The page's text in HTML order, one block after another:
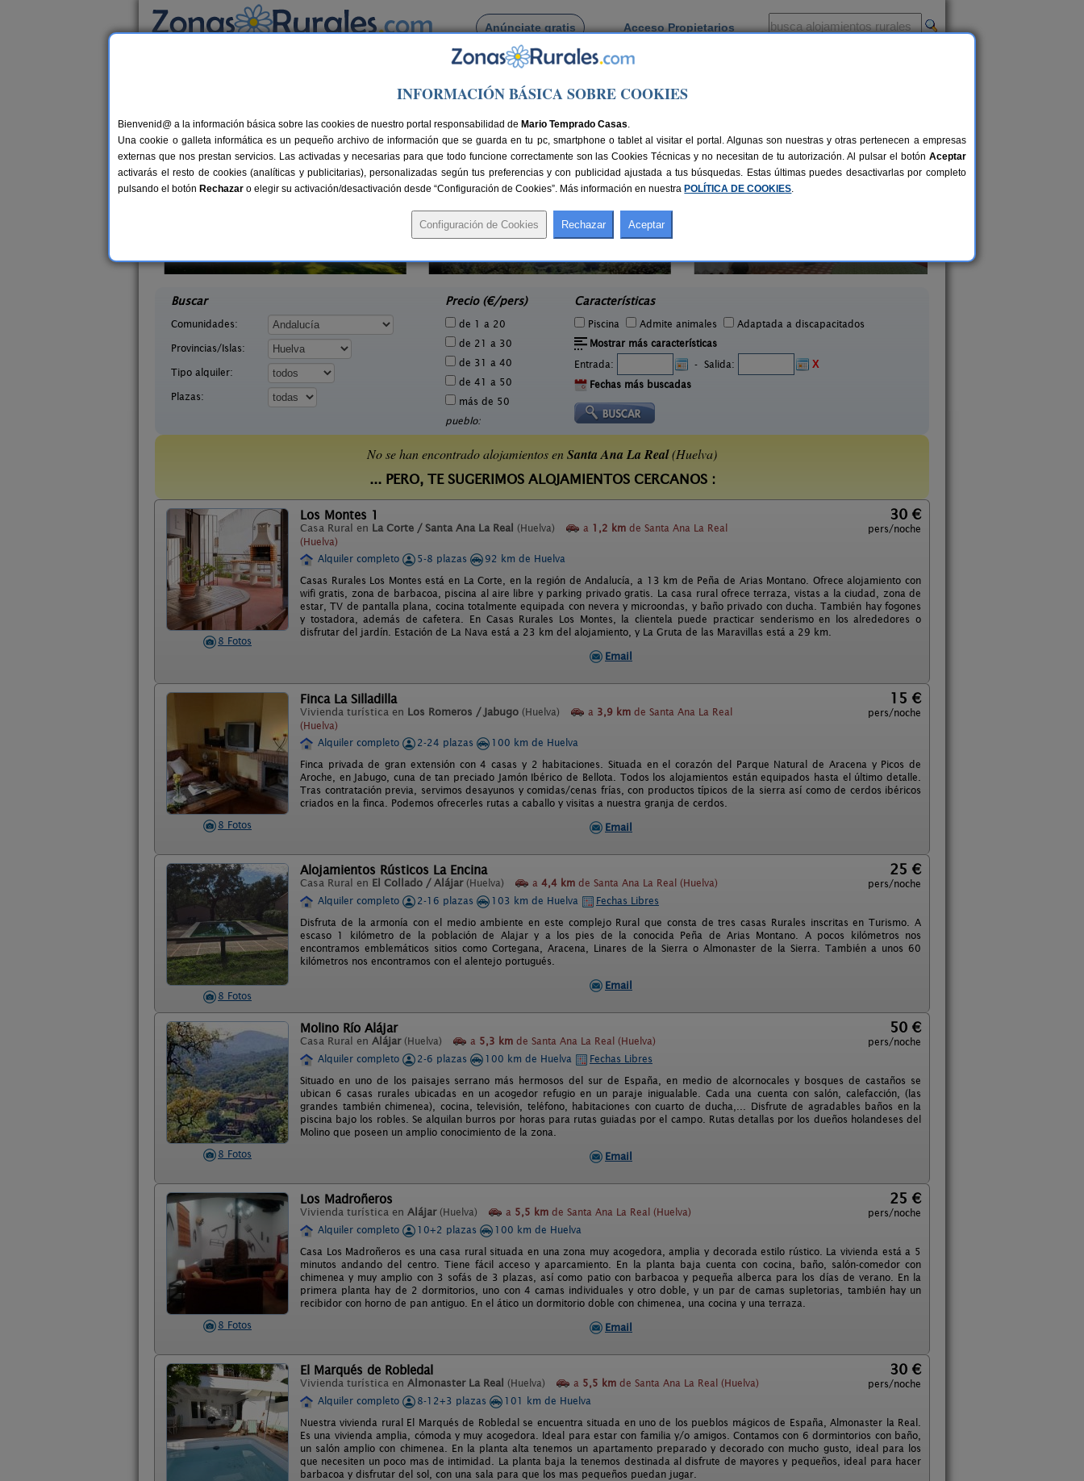
Anúnciate gratis Acceso Propietarios
Busca por pueblo
> Santa Ana La Real
Casas Rurales cerca de Santa Ana La Real
Molino Río Alájar
Buscar
Comunidades:
Provincias/Islas:
Tipo alquiler:
Plazas:
Precio (€/pers)
de 1 a 20
de 21 a 30
de 31 a 40
de 41 a 50
más de 50
pueblo:
Características
Piscina Admite animales
Adaptada a discapacitados
Mostrar más características
Entrada:
- Salida:
X
Fechas más buscadas
No se han encontrado alojamientos enSanta Ana La Real(Huelva)
... PERO, TE SUGERIMOS ALOJAMIENTOS CERCANOS :
8 Fotos
Los Montes 1
Casa Rural en La Corte / Santa Ana La Real (Huelva) a 1,2 km de Santa Ana La Real
(Huelva)
30 €
pers/noche
Alquiler completo 5-8 plazas
92 km de Huelva
Casas Rurales Los Montes está en La Corte, en la región de Andalucía, a 13 km de Peña de Arias Montano. Ofrece alojamiento con
wifi gratis, zona de barbacoa, piscina al aire libre y parking privado gratis. La casa rural ofrece terraza, vistas a la ciudad, zona de
estar, TV de pantalla plana, cocina totalmente equipada con nevera y microondas, y baño privado con ducha. También hay fogones
y tostadora, además de cafetera. En Casas Rurales Los Montes, la clientela puede practicar senderismo en los alrededores o
disfrutar del jardín. Estación de La Nava está a 23 km del alojamiento, y La Gruta de las Maravillas está a 29 km.
Email
8 Fotos
Finca La Silladilla
Vivienda turística en Los Romeros / Jabugo (Huelva) a 3,9 km de Santa Ana La Real
(Huelva)
15 €
pers/noche
Alquiler completo 2-24 plazas
100 km de Huelva
Finca privada de gran extensión con 4 casas y 2 habitaciones. Situada en el corazón del Parque Natural de Aracena y Picos de
Aroche, en Jabugo, cuna de tan preciado Jamón Ibérico de Bellota. Todos los alojamientos están equipados hasta el último detalle.
Tras contratación previa, servimos desayunos y comidas/cenas frías, con productos típicos de la sierra así como de cerdos ibéricos
criados en la finca. Podemos ofrecerles rutas a caballo y visitas a nuestra granja de cerdos.
Email
8 Fotos
Alojamientos Rústicos La Encina
Casa Rural en El Collado / Alájar (Huelva) a 4,4 km de Santa Ana La Real (Huelva)
25 €
pers/noche
Alquiler completo
2-16 plazas 103 km de Huelva
Fechas Libres
Disfruta de la armonía con el medio ambiente en este complejo Rural que consta de tres casas Rurales inscritas en Turismo. A
escaso 1 kilómetro de la población de Alajar y a los pies de la conocida Peña de Arias Montano. A pocos kilómetros nos
encontramos emblemáticos sitios como Cortegana, Aracena, Linares de la Sierra o Almonaster de la Sierra. También a unos 60
kilómetros nos encontramos con el alentejo portugués.
Email
8 Fotos
Molino Río Alájar
Casa Rural en Alájar (Huelva) a 5,3 km de Santa Ana La Real (Huelva)
50 €
pers/noche
Alquiler completo
2-6 plazas 100 km de Huelva
Fechas Libres
Situado en uno de los paisajes serrano más hermosos del sur de España, en medio de alcornocales y bosques de castaños se
ubican 6 casas rurales ubicadas en un acogedor refugio en un paraje inigualable. Cada una cuenta con salón, calefacción, (las
grandes también chimenea), cocina, televisión, teléfono, habitaciones con cuarto de ducha,... Disfrute de agradables baños en la
piscina bajo los robles. Se alquilan burros por horas para rutas guiadas por el campo. Rutas detallas por los dueños holandeses del
Molino que poseen un amplio conocimiento de la zona.
Email
8 Fotos
Los Madroñeros
Vivienda turística en Alájar (Huelva) a 5,5 km de Santa Ana La Real (Huelva)
25 €
pers/noche
Alquiler completo
10+2 plazas
100 km de Huelva
Casa Los Madroñeros es una casa rural situada en una zona muy acogedora, amplia y decorada estilo rústico. La vivienda está a 5
minutos andando del centro. Tiene fácil acceso y aparcamiento. En la planta baja cuenta con cocina, baño, salón-comedor con
chimenea y muy amplio con 3 sofás de 3 plazas, así como patio con barbacoa y pequeña alberca para los días de verano. En la
primera planta hay de 2 dormitorios, uno con 4 camas individuales y otro doble, y un par de camas supletorias, también hay un
recibidor con horno de pan antiguo. En el ático un dormitorio doble con chimenea, una cocina y una terraza.
Email
El Marqués de Robledal
Vivienda turística en Almonaster La Real (Huelva) a 5,5 km de Santa Ana La Real (Huelva)
30 €
pers/noche
Alquiler completo
8-12+3 plazas
101 km de Huelva
Nuestra vivienda rural El Marqués de Robledal se encuentra situada en uno de los pueblos mágicos de España, Almonaster la Real.
Es una vivienda amplia, cómoda y muy acogedora. Ideal para estar con familia y/o amigos. Contamos con 6 dormintorios con baño,
un salón amplio con chimenea. En la planta alta tenemos un apartamento preparado y decorado con mucho gusto, ideal para los
que necesiten un poco mas de intimidad. La planta baja la tenemos destinada al disfrute de mayores y pequeños, ideal para hacer
barbacoa y disfrutar del sol, con una sala para que los mas pequeños puedan jugar.
INFORMACIÓN BÁSICA SOBRE COOKIES
Bienvenid@ a la información básica sobre las cookies de nuestro portal responsabilidad de Mario Temprado Casas.
Una cookie o galleta informática es un pequeño archivo de información que se guarda en tu pc, smartphone o tablet al visitar el portal. Algunas son nuestras y otras pertenecen a empresas
externas que nos prestan servicios. Las activadas y necesarias para que todo funcione correctamente son las Cookies Técnicas y no necesitan de tu autorización. Al pulsar el botón Aceptar
activarás el resto de cookies (analíticas y publicitarias), personalizadas según tus preferencias y con publicidad ajustada a tus búsquedas. Estas últimas puedes desactivarlas por completo
pulsando el botón Rechazar o elegir su activación/desactivación desde “Configuración de Cookies”. Más información en nuestra POLÍTICA DE COOKIES.